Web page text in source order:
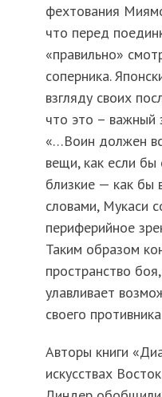
фехтования
что перед
«правильно»
соперника.
взгляду своих
что это – важный
«…Воин должен
вещи, как если
близкие — как
словами, Мукаси
периферийное
Таким образом
пространство
улавливает
своего
Авторы книги
искусствах